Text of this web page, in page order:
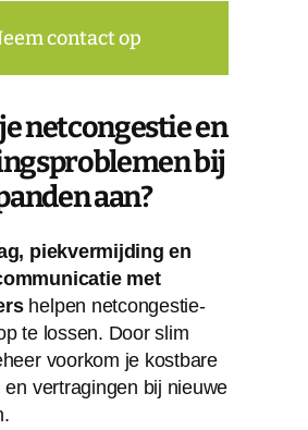
contact op
netcongestie en
bij
aan?
piekvermijding en
met
helpen netcongestie-
te lossen. Door slim
voorkom je kostbare
en vertragingen bij nieuwe